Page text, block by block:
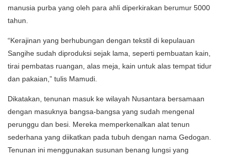
manusia purba yang oleh para ahli diperkirakan berumur 5000
tahun.
“Kerajinan yang berhubungan dengan tekstil di kepulauan
Sangihe sudah diproduksi sejak lama, seperti pembuatan kain,
tirai pembatas ruangan, alas meja, kain untuk alas tempat tidur
dan pakaian,” tulis Mamudi.
Dikatakan, tenunan masuk ke wilayah Nusantara bersamaan
dengan masuknya bangsa-bangsa yang sudah mengenal
perunggu dan besi. Mereka memperkenalkan alat tenun
sederhana yang diikatkan pada tubuh dengan nama Gedogan.
Tenunan ini menggunakan susunan benang lungsi yang